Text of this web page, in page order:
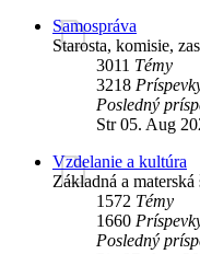
Samospráva
Starosta, komisie,
3011 Témy
3218
Posledný
Str 05. Aug
Vzdelanie a kultúra
Základná a
1572 Témy
1660
Posledný